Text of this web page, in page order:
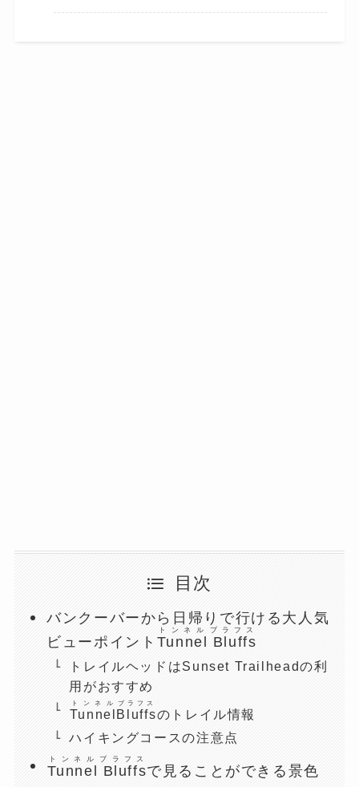
目次
バンクーバーから日帰りで行ける大人気
ビューポイント Tunnel
トンネル
Bluffs
ブラフス
トレイルヘッドはSunset Trailheadの利
用がおすすめ
Tunnel
トンネル
Bluffs
ブラフス
のトレイル情報
ハイキングコースの注意点
Tunnel
トンネル
Bluffs
ブラフス
で見ることができる景色